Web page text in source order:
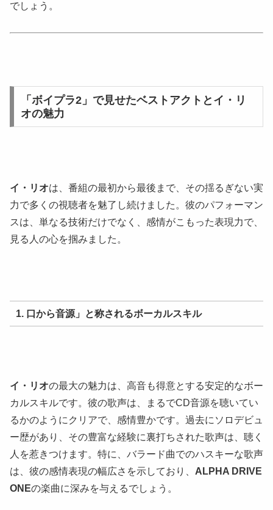
でしょう。
「ボイプラ2」で見せたベストアクトとイ・リ
オの魅力
イ・リオは、番組の最初から最後まで、その揺るぎない実
力で多くの視聴者を魅了し続けました。彼のパフォーマン
スは、単なる技術だけでなく、感情がこもった表現力で、
見る人の心を掴みました。
1. 口から音源」と称されるボーカルスキル
イ・リオの最大の魅力は、高音も得意とする安定的なボー
カルスキルです。彼の歌声は、まるでCD音源を聴いてい
るかのようにクリアで、感情豊かです。過去にソロデビュ
ー歴があり、その豊富な経験に裏打ちされた歌声は、聴く
人を惹きつけます。特に、バラード曲でのハスキーな歌声
は、彼の感情表現の幅広さを示しており、 ALPHA DRIVE
ONEの楽曲に深みを与えるでしょう。